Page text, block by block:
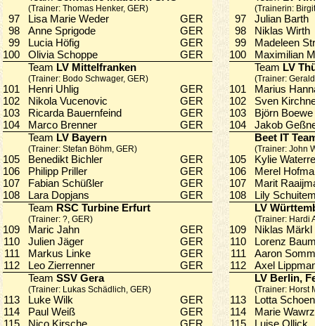
(Trainer: Thomas Henker, GER)
97 Lisa Marie Weder
GER
98 Anne Sprigode
GER
99
Lucia Höfig
GER
100 Olivia Schoppe
GER
Team LV Mittelfranken
(Trainer: Bodo Schwager, GER)
101 Henri Uhlig
GER
102
Nikola Vucenovic
GER
103
Ricarda Bauernfeind
GER
104
Marco Brenner
GER
Team LV Bayern
(Trainer: Stefan Böhm, GER)
105 Benedikt Bichler
GER
106
Philipp Priller
GER
107
Fabian Schüßler
GER
108
Lara Dopjans
GER
Team RSC Turbine Erfurt
(Trainer: ?, GER)
109 Maric Jahn
GER
110 Julien Jäger
GER
111
Markus Linke
GER
112
Leo Zierrenner
GER
Team SSV Gera
(Trainer: Lukas Schädlich, GER)
113 Luke Wilk
GER
114
Paul Weiß
GER
(Trainerin:
97 Julian
98
Niklas
99
Madeleen
100
Maximilian
Team LV
(Trainer:
101
Marius
102 Sven
103
Björn
104 Jakob
Beet IT
(Trainer: John
105
Kylie
106
Merel
107
Marit
108
Lily
LV
(Trainer: Hardi
109
Niklas
110
Lorenz
111 Aaron
112 Axel
LV Berlin,
(Trainer: Horst
113
Lotta
114
Marie